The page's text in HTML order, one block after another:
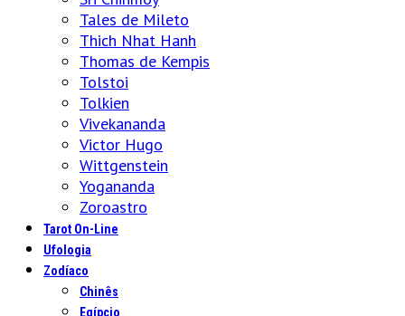
Tales de Mileto
Thich Nhat Hanh
Thomas de Kempis
Tolstoi
Tolkien
Vivekananda
Victor Hugo
Wittgenstein
Yogananda
Zoroastro
Tarot On-Line
Ufologia
Zodíaco
Chinês
Egípcio